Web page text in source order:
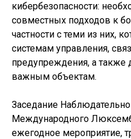
кибербезопасности:
совместных подходов к
частности с теми из них,
системам управления,
предупреждения, а также
важным объектам.
Заседание
Международного
ежегодное мероприятие,